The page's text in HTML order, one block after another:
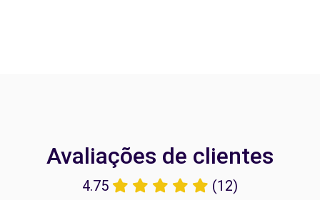
Avaliações de clientes
4.75 (12)